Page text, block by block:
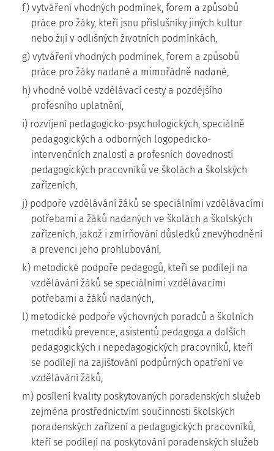
f) vytváření vhodných podmínek, forem a způsobů
práce pro žáky, kteří jsou příslušníky jiných kultur
nebo žijí v odlišných životních podmínkách,
g) vytváření vhodných podmínek, forem a způsobů
práce pro žáky nadané a mimořádně nadané,
h) vhodné volbě vzdělávací cesty a pozdějšího
profesního uplatnění,
i) rozvíjení pedagogicko-psychologických, speciálně
pedagogických a odborných logopedicko-
intervenčních znalostí a profesních dovedností
pedagogických pracovníků ve školách a školských
zařízeních,
j) podpoře vzdělávání žáků se speciálními vzdělávacími
potřebami a žáků nadaných ve školách a školských
zařízeních, jakož i zmírňování důsledků znevýhodnění
a prevenci jeho prohlubování,
k) metodické podpoře pedagogů, kteří se podílejí na
vzdělávání žáků se speciálními vzdělávacími
potřebami a žáků nadaných,
l) metodické podpoře výchovných poradců a školních
metodiků prevence, asistentů pedagoga a dalších
pedagogických i nepedagogických pracovníků, kteří
se podílejí na zajišťování podpůrných opatření ve
vzdělávání žáků,
m) posílení kvality poskytovaných poradenských služeb
zejména prostřednictvím součinnosti školských
poradenských zařízení a pedagogických pracovníků,
kteří se podílejí na poskytování poradenských služeb